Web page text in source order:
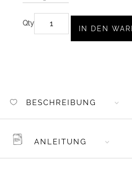
2STK.
3D-
IN DEN
BESCHREIBUNG
ANLEITUNG